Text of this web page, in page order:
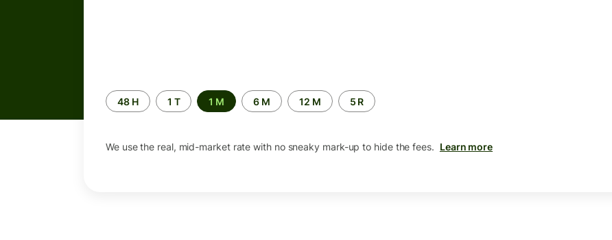
Time
period
48 H 1 T 1 M 6 M 12 M 5 R
We use the real, mid-market rate with no sneaky mark-up to hide the fees. Learn more